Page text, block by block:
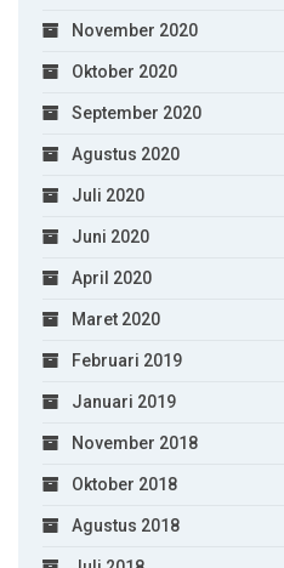
November 2020
Oktober 2020
September 2020
Agustus 2020
Juli 2020
Juni 2020
April 2020
Maret 2020
Februari 2019
Januari 2019
November 2018
Oktober 2018
Agustus 2018